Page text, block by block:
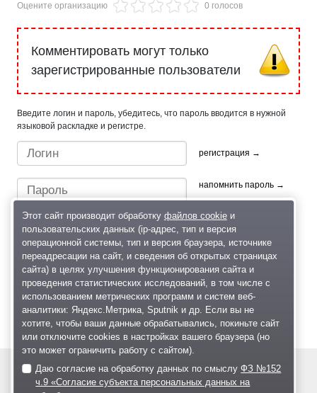
Оцените организацию 0 голосов
Комментировать могут только
зарегистрированные пользователи
Введите логин и пароль, убедитесь, что пароль вводится в нужной
языковой раскладке и регистре.
регистрация →
напомнить пароль →
Быстрый вход/регистрация, используя профиль в:
© 2004—2026
Этот сайт производит обработку файлов cookieи
пользовательских данных (ip-адрес, тип и версия
операционной системы, тип и версия браузера, источнике
переадресации на сайт, и сведения об открытых страницах
сайта) в целях улучшения функционирования сайта и
проведения статистических исследований, в том числе с
использованием метрических программ и систем веб-
аналитики: Яндекс.Метрика, Sputnik и др. Если вы не
хотите, чтобы ваши данные обрабатывались, покиньте сайт
или отключите cookies в настройках вашего браузера (но
это может ограничить работу с сайтом).
Даю согласие на обработку данных по смыслуФЗ №152
ч.9 «Согласие субъекта персональных данных на